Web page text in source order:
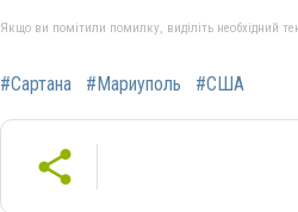
Якщо ви помітили помилку, виділіть необхідний
#Сартана #Мариуполь #США